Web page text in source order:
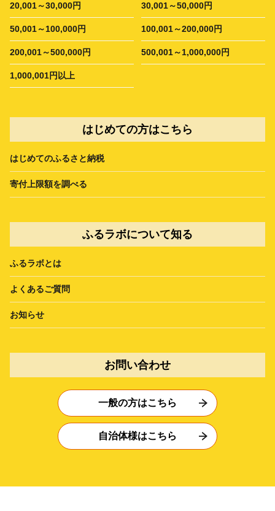
20,001～30,000円 30,001～50,000円
50,001～100,000円 100,001～200,000円
200,001～500,000円 500,001～1,000,000円
1,000,001円以上
はじめての方はこちら
はじめてのふるさと納税
寄付上限額を調べる
ふるラボについて知る
ふるラボとは
よくあるご質問
お知らせ
お問い合わせ
一般の方はこちら
自治体様はこちら